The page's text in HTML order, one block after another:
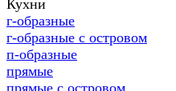
Кухни
г-образные
г-образные с островом
п-образные
прямые
прямые с островом